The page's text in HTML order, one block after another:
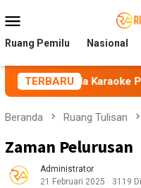
ke
kontenMobile
Ruang Pemilu Nasional
TERBARU
Penuhi Kewajiban
Beranda Ruang Tulisan
Zaman Pelurusan
Administrator
21 Februari 2025
3119